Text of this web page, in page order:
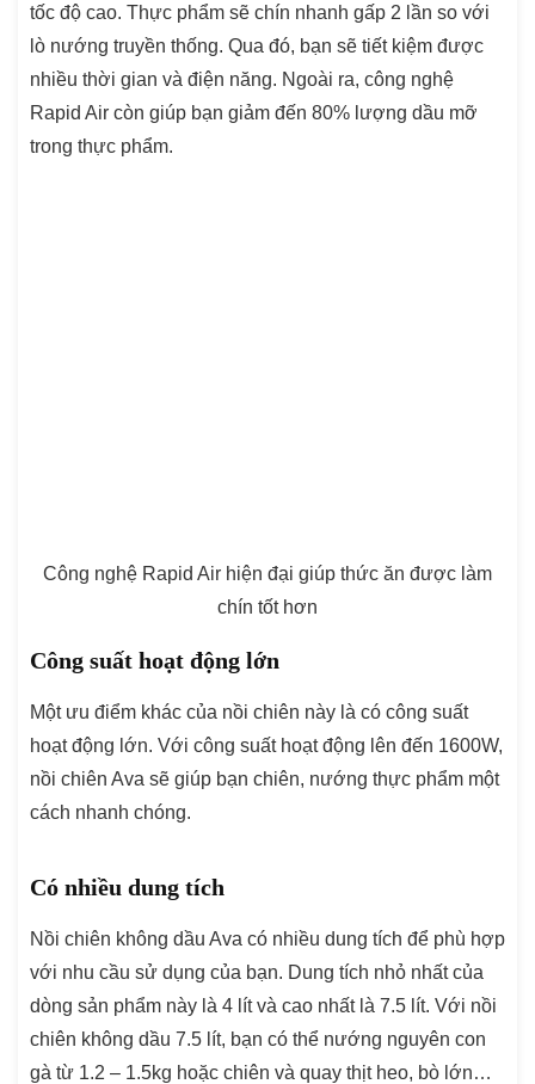
tốc độ cao. Thực phẩm sẽ chín nhanh gấp 2 lần so với
lò nướng truyền thống. Qua đó, bạn sẽ tiết kiệm được
nhiều thời gian và điện năng. Ngoài ra, công nghệ
Rapid Air còn giúp bạn giảm đến 80% lượng dầu mỡ
trong thực phẩm.
Công nghệ Rapid Air hiện đại giúp thức ăn được làm
chín tốt hơn
Công suất hoạt động lớn
Một ưu điểm khác của nồi chiên này là có công suất
hoạt động lớn. Với công suất hoạt động lên đến 1600W,
nồi chiên Ava sẽ giúp bạn chiên, nướng thực phẩm một
cách nhanh chóng.
Có nhiều dung tích
Nồi chiên không dầu Ava có nhiều dung tích để phù hợp
với nhu cầu sử dụng của bạn. Dung tích nhỏ nhất của
dòng sản phẩm này là 4 lít và cao nhất là 7.5 lít. Với nồi
chiên không dầu 7.5 lít, bạn có thể nướng nguyên con
gà từ 1.2 – 1.5kg hoặc chiên và quay thịt heo, bò lớn…